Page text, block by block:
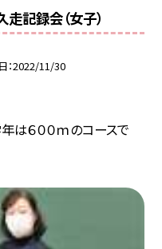
記録会（女子）
2022/11/30
は６００ｍのコースで